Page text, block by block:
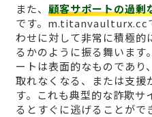
また、 顧客サポートの過剰
です。m.titanvaulturx.cc
わせに対して非常に積極的
るかのように振る舞います
ートは表面的なものであり
取れなくなる、または支援
す。これも典型的な詐欺サ
るとすぐに逃げることがで